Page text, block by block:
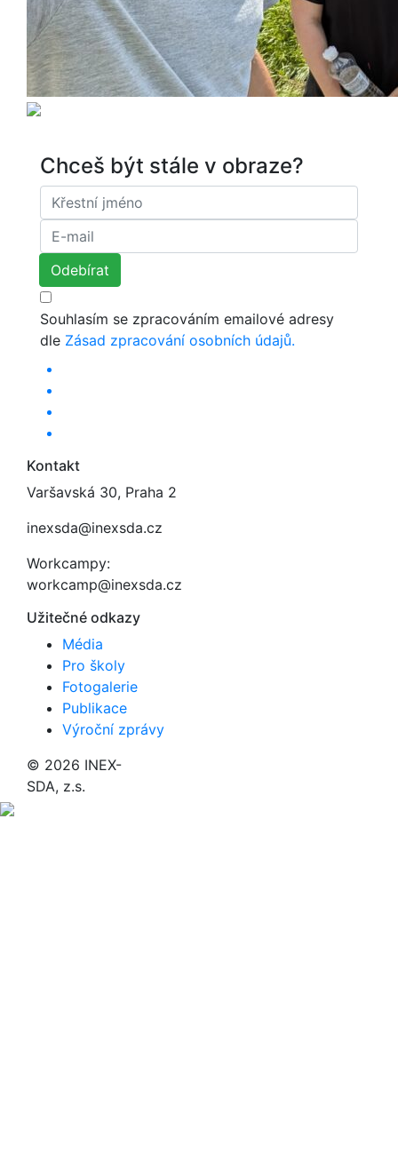
Chceš být stále v obraze?
Souhlasím se zpracováním emailové adresy
dle Zásad zpracování osobních údajů.
Kontakt
Varšavská 30, Praha 2
inexsda@inexsda.cz
Workcampy:
workcamp@inexsda.cz
Užitečné odkazy
Média
Pro školy
Fotogalerie
Publikace
Výroční zprávy
© 2026 INEX-
SDA, z.s.